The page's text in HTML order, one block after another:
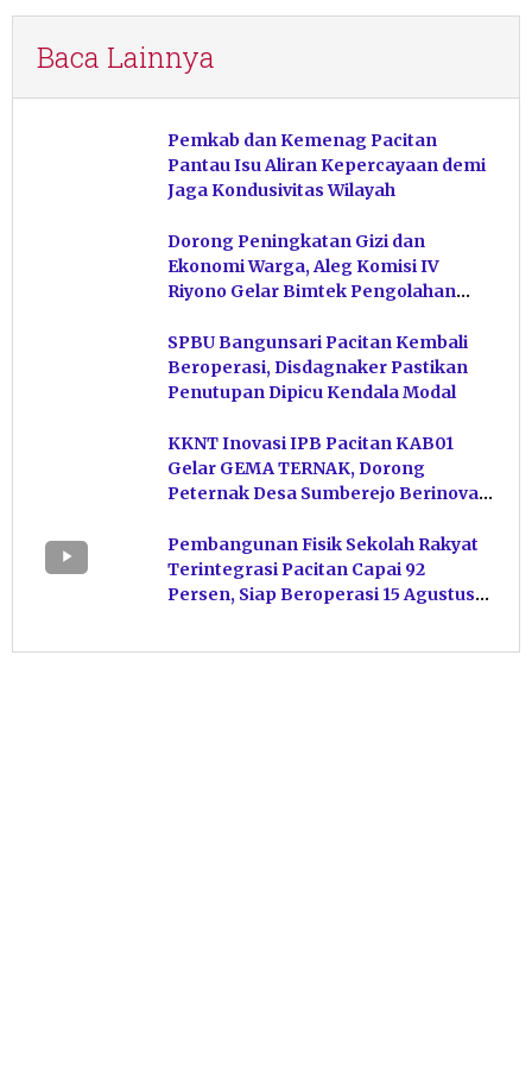
Baca Lainnya
Pemkab dan Kemenag Pacitan
Pantau Isu Aliran Kepercayaan demi
Jaga Kondusivitas Wilayah
Dorong Peningkatan Gizi dan
Ekonomi Warga, Aleg Komisi IV
Riyono Gelar Bimtek Pengolahan
SPBU Bangunsari Pacitan Kembali
Beroperasi, Disdagnaker Pastikan
Penutupan Dipicu Kendala Modal
KKNT Inovasi IPB Pacitan KAB01
Gelar GEMA TERNAK, Dorong
Peternak Desa Sumberejo Berinovasi
Pembangunan Fisik Sekolah Rakyat
Terintegrasi Pacitan Capai 92
Persen, Siap Beroperasi 15 Agustus